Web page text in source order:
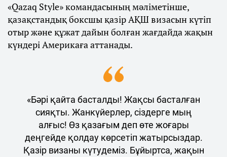
«Qazaq Style» командасының мәліметінше,
қазақстандық боксшы қазір АҚШ визасын күтіп
отыр және құжат дайын болған жағдайда жақын
күндері Америкаға аттанады.
«Бәрі қайта басталды! Жақсы басталған
сияқты. Жанкүйерлер, сіздерге мың
алғыс! Өз қазағым деп өте жоғары
деңгейде қолдау көрсетіп жатырсыздар.
Қазір визаны күтудеміз. Бұйыртса, жақын